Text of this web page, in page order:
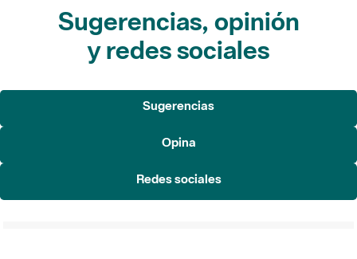
Sugerencias, opinión
y redes sociales
Sugerencias
Opina
Redes sociales